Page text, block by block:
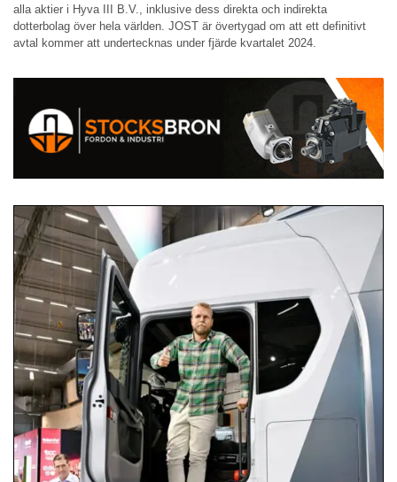
alla aktier i Hyva III B.V., inklusive dess direkta och indirekta
dotterbolag över hela världen. JOST är övertygad om att ett definitivt
avtal kommer att undertecknas under fjärde kvartalet 2024.